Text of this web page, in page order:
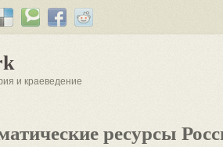
и краеведение
ресурсы